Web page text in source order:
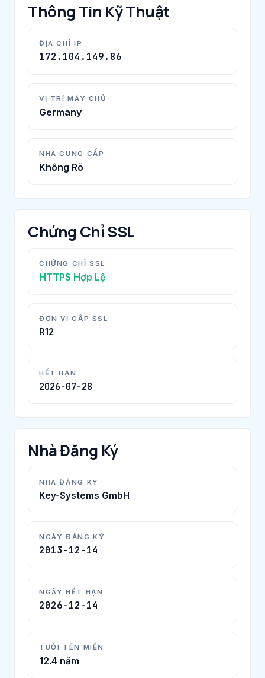
Thông Tin Kỹ Thuật
ĐỊA CHỈ IP
172.104.149.86
VỊ TRÍ MÁY CHỦ
Germany
NHÀ CUNG CẤP
Không Rõ
Chứng Chỉ SSL
CHỨNG CHỈ SSL
HTTPS Hợp Lệ
ĐƠN VỊ CẤP SSL
R12
HẾT HẠN
2026-07-28
Nhà Đăng Ký
NHÀ ĐĂNG KÝ
Key-Systems GmbH
NGÀY ĐĂNG KÝ
2013-12-14
NGÀY HẾT HẠN
2026-12-14
TUỔI TÊN MIỀN
12.4 năm